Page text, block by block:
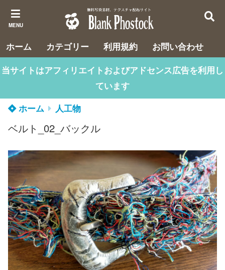
MENU
ホーム カテゴリー 利用規約
お問い合わせ
当サイトはアフィリエイトおよびアドセンス広告を利用し
ています
ホーム
人工物
ベルト_02_バックル